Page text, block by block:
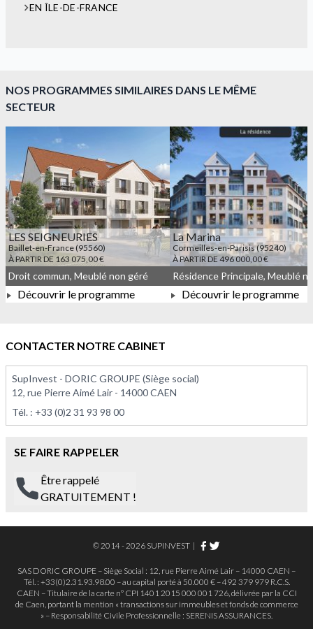
EN ÎLE-DE-FRANCE
NOS PROGRAMMES SIMILAIRES DANS LE MÊME
SECTEUR
LES SEIGNEURIES
Baillet-en-France (95560)
À PARTIR DE 163 075,00 €
À PARTIR DE 163 075,00 €
Droit commun, Meublé non géré
Découvrir le programme
La Marina
Cormeilles-en-Parisis (95240)
À PARTIR DE 496 000,00 €
Découvrir le programme
CONTACTER NOTRE CABINET
SupInvest - DORIC GROUPE (Siège social)
12, rue Pierre Aimé Lair - 14000 CAEN
Tél. : +33 (0)2 31 93 98 00
SE FAIRE RAPPELER
Être rappelé
GRATUITEMENT !
© 2014 - 2026 SUPINVEST |
SAS DORIC GROUPE – Siège Social : 12, rue Pierre Aimé Lair – 14000 CAEN –
Tél. : +33(0)2.31.93.98.00 – au capital porté à 50.000 € – 492 379 979 R.C.S.
CAEN – Titulaire de la carte n° CPI 1401 2015 000 001 726, délivrée par la CCI
de Caen, portant la mention « transactions sur immeubles et fonds de commerce
» – Responsabilité Civile Professionnelle : SERENIS ASSURANCES.